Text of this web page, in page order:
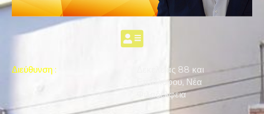
Διεύθυνση :
Δεκελείας 88 και
Επταλόφου, Νέα
Φιλαδέλφεια